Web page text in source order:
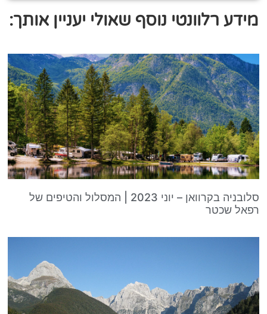
מידע רלוונטי נוסף שאולי יעניין אותך:
סלובניה בקרוואן – יוני 2023 | המסלול והטיפים של
רפאל שכטר